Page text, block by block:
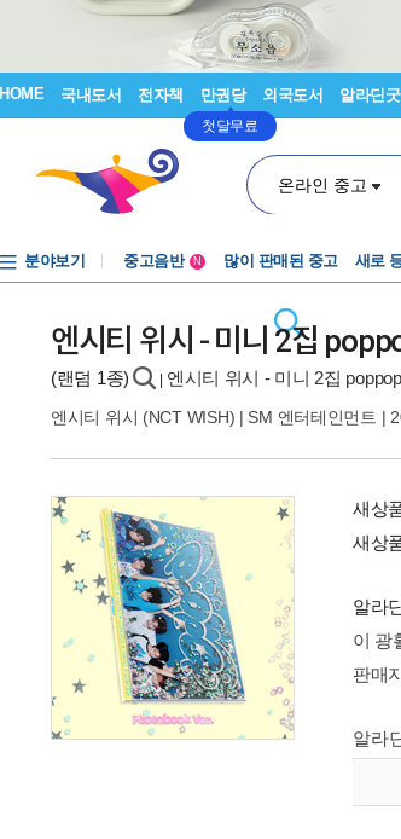
HOME 국내도서 전자책 만권당
첫달무료
외국도서 알라딘
온라인 중고
분야보기
중고음반
중고음반
N 많이 판매된 중고 새로
엔시티 위시 - 미니 2집
(랜덤 1종)
엔시티 위시 - 미니 2집
엔시티 위시 (NCT WISH) | SM 엔터테인먼트 |
새상
새상
알라
이 광
판매
알라